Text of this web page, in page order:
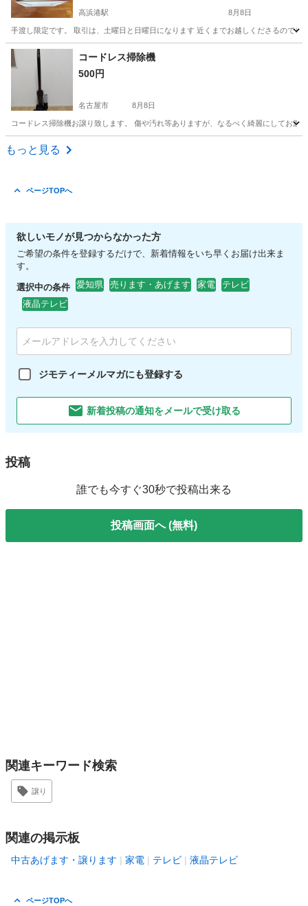
高浜港駅 8月8日
手渡し限定です。 取引は、土曜日と日曜日になります 近くまでお越しくださるので
愛知 高浜市 高浜港駅 カメラ
コードレス掃除機
500円
名古屋市 8月8日
コードレス掃除機お譲り致します。 傷や汚れ等ありますが、なるべく綺麗にしてお
愛知 名古屋市
もっと見る
ページTOPへ
欲しいモノが見つからなかった方
ご希望の条件を登録するだけで、新着情報をいち早くお届け出来ま
す。
選択中の条件 愛知県 売ります・あげます 家電
テレビ
液晶テレビ
ジモティーメルマガにも登録する
新着投稿の通知をメールで受け取る
投稿
誰でも今すぐ30秒で投稿出来る
投稿画面へ (無料)
関連キーワード検索
譲り
関連の掲示板
中古あげます・譲ります 家電 テレビ 液晶テレビ
ページTOPへ